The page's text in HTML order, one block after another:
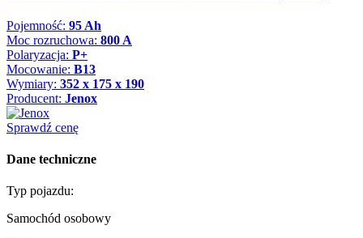
Pojemność: 95 Ah
Moc rozruchowa: 800 A
Polaryzacja: P+
Mocowanie: B13
Wymiary: 352 x 175 x 190
Producent: Jenox
Sprawdź cenę
Dane techniczne
Typ pojazdu:
Samochód osobowy